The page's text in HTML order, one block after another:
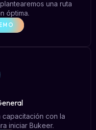
una ruta
óptima.
capacitación con la
iniciar Bukeer.